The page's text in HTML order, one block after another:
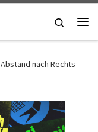
Search
Abstand nach Rechts –